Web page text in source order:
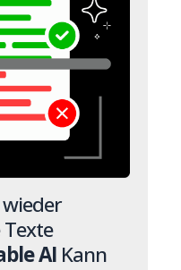
wieder
Texte
AI Kann